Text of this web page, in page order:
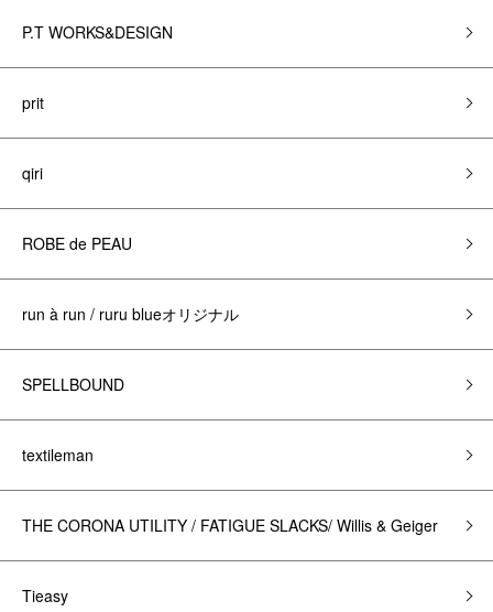
P.T WORKS&DESIGN
prit
qiri
ROBE de PEAU
run à run / ruru blueオリジナル
SPELLBOUND
textileman
THE CORONA UTILITY / FATIGUE SLACKS/ Willis & Geiger
Tieasy